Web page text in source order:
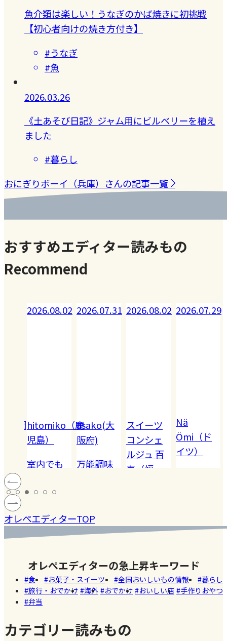
魚介類は楽しい！うなぎのかば焼きに初挑戦
【初心者向けの焼き方付き】
#うなぎ
#魚
2026.03.26
《土あそび日記》ジャム用にビルベリーを植え
ました
#暮らし
おにぎりボーイ（兵庫）さんの記事一覧
おすすめエディター読みもの
Recommend
（鹿
!! 愛
積
症
ン
健康
2026.07.31
asako(大
阪府)
万能調味
モン】を
みた！
ン
2026.08.02
スイーツ
コンシェ
恵（福
知らない
世界でも
た!珍しく
て美味し
いかき氷
のスイー
しい
店
2026.07.29
Nä
Ömi（ド
イツ）
ッシ
2026.07.28
Akiko（愛
知）
開
オレぺエディターTOP
オレぺエディターの急上昇キーワード
食 お菓子・スイーツ 全国おいしいもの情報
暮らし
旅行・おでかけ 海外 おでかけ おいしい店
手作りおやつ
弁当
カテゴリー読みもの